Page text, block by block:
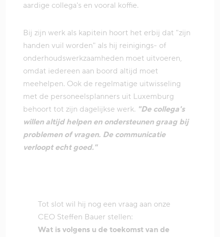
aardige collega's en vooral koffie.
Bij zijn werk als kapitein hoort het erbij dat "zijn
handen vuil worden" als hij reinigings- of
onderhoudswerkzaamheden moet uitvoeren,
omdat iedereen aan boord altijd moet
meehelpen. Ook de regelmatige uitwisseling
met de personeelsplanners uit Luxemburg
behoort tot zijn dagelijkse werk. "De collega's
willen altijd helpen en ondersteunen graag bij
problemen of vragen. De communicatie
verloopt echt goed."
Tot slot wil hij nog een vraag aan onze
CEO Steffen Bauer stellen:
Wat is volgens u de toekomst van de